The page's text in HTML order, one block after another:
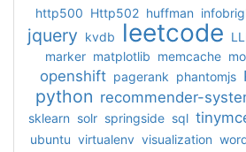
http500 Http502 huffman
jquery kvdb leetcode
marker matplotlib memcache
openshift pagerank phantomjs
python recommender-
sklearn solr springside sql
ubuntu virtualenv visualization